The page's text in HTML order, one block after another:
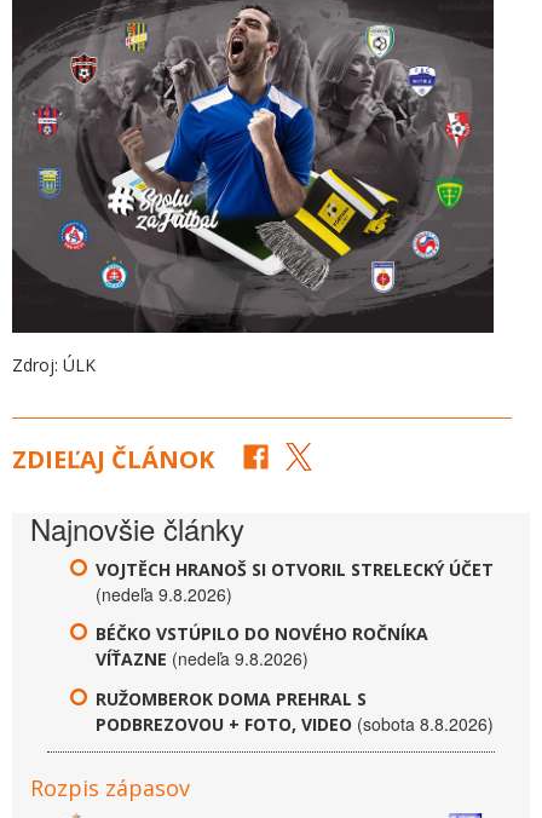
Zdroj: ÚLK
ZDIEĽAJ ČLÁNOK
Najnovšie články
VOJTĚCH HRANOŠ SI OTVORIL STRELECKÝ ÚČET
(nedeľa 9.8.2026)
BÉČKO VSTÚPILO DO NOVÉHO ROČNÍKA
VÍŤAZNE (nedeľa 9.8.2026)
RUŽOMBEROK DOMA PREHRAL S
PODBREZOVOU + FOTO, VIDEO (sobota 8.8.2026)
Rozpis zápasov